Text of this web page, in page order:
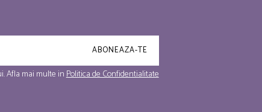
Afla mai multe inPolitica de Confidentialitate